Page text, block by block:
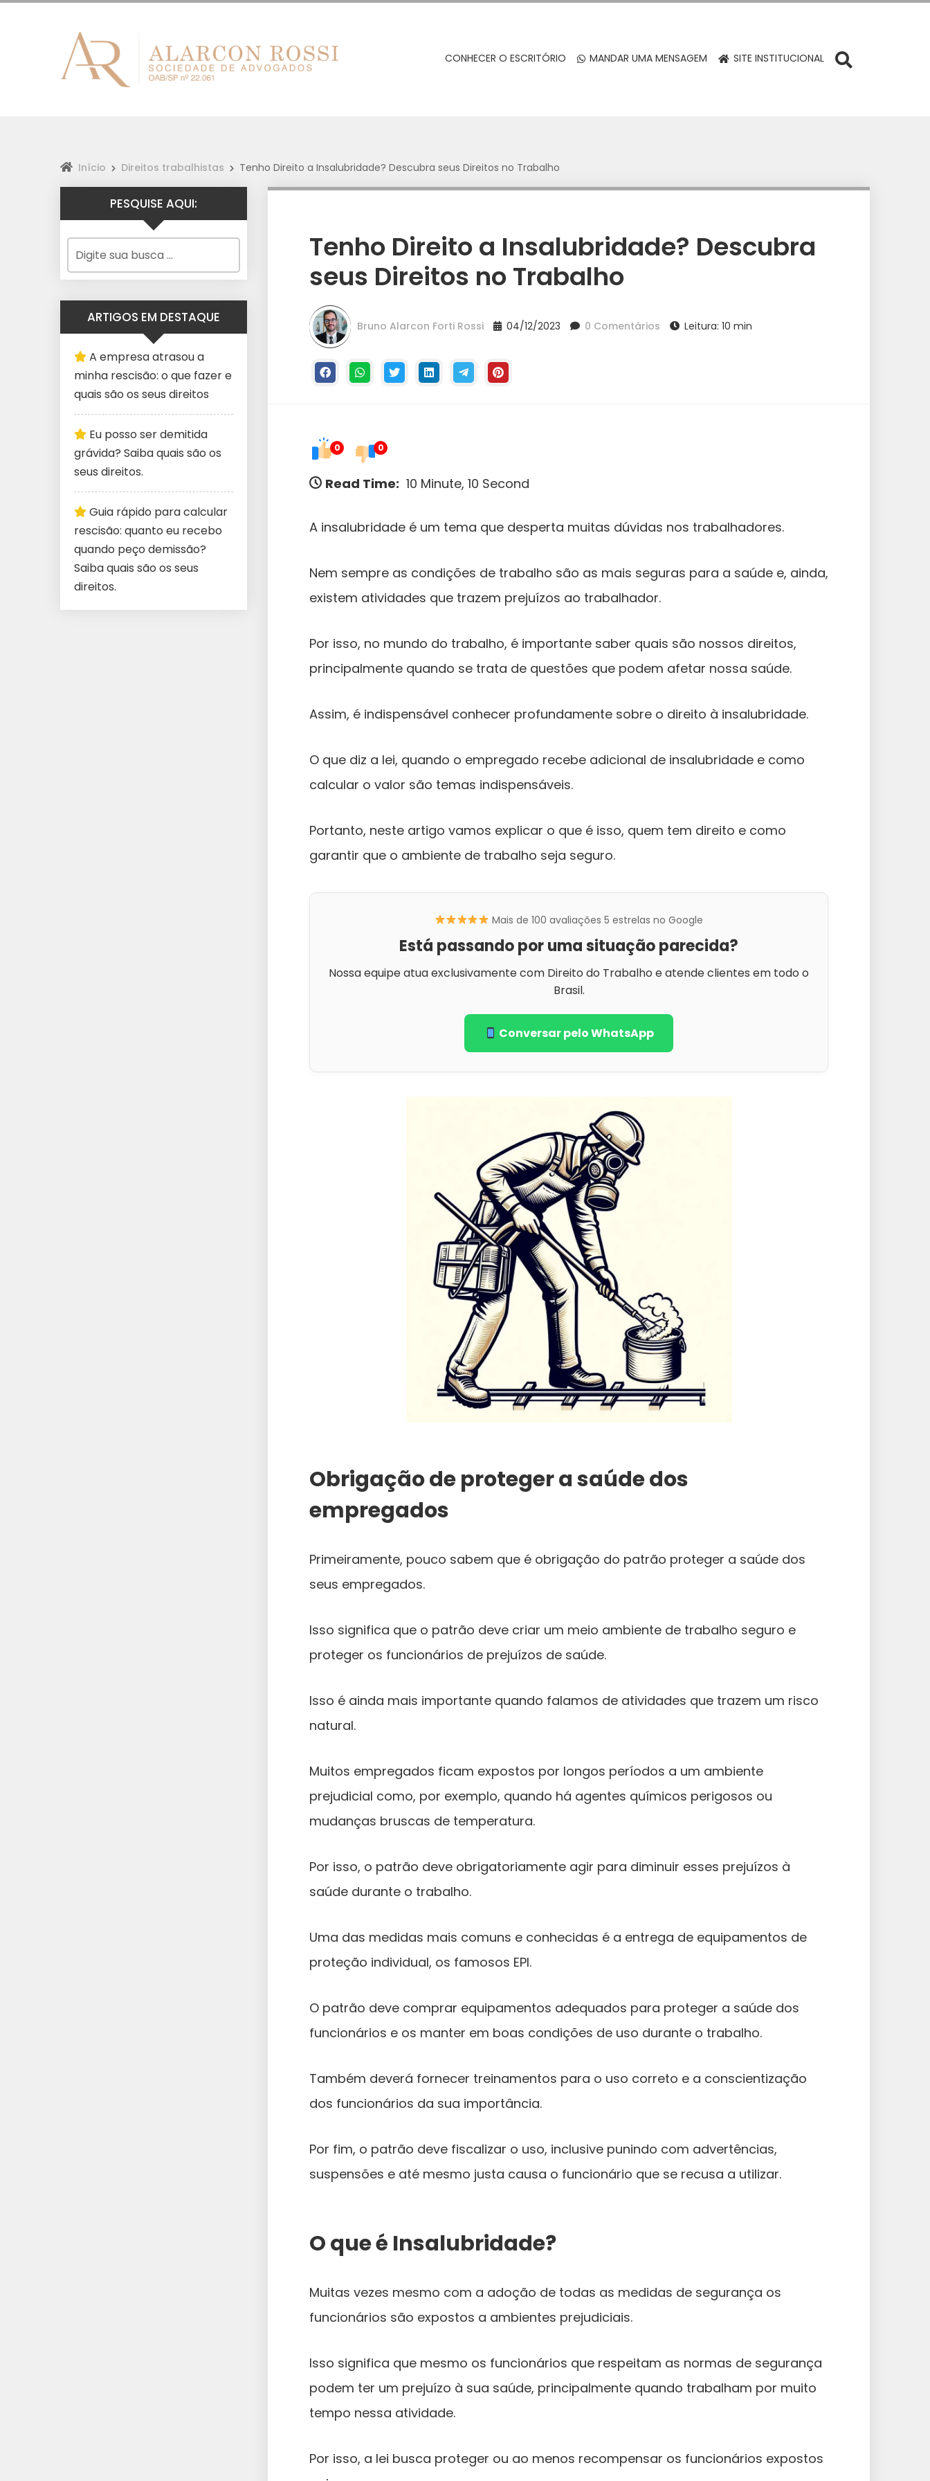
CONHECER O ESCRITÓRIO MANDAR UMA MENSAGEM SITE INSTITUCIONAL
Início Direitos trabalhistas Tenho Direito a Insalubridade? Descubra seus Direitos no Trabalho
Tenho Direito a Insalubridade? Descubra
seus Direitos no Trabalho
Bruno Alarcon Forti Rossi 04/12/2023 0 Comentários Leitura: 10 min
0 0
Read Time: 10 Minute, 10 Second
A insalubridade é um tema que desperta muitas dúvidas nos trabalhadores.
Nem sempre as condições de trabalho são as mais seguras para a saúde e, ainda,
existem atividades que trazem prejuízos ao trabalhador.
Por isso, no mundo do trabalho, é importante saber quais são nossos direitos,
principalmente quando se trata de questões que podem afetar nossa saúde.
Assim, é indispensável conhecer profundamente sobre o direito à insalubridade.
O que diz a lei, quando o empregado recebe adicional de insalubridade e como
calcular o valor são temas indispensáveis.
Portanto, neste artigo vamos explicar o que é isso, quem tem direito e como
garantir que o ambiente de trabalho seja seguro.
Mais de 100 avaliações 5 estrelas no Google
Está passando por uma situação parecida?
Nossa equipe atua exclusivamente com Direito do Trabalho e atende clientes em todo o
Brasil.
Conversar pelo WhatsApp
Obrigação de proteger a saúde dos
empregados
Primeiramente, pouco sabem que é obrigação do patrão proteger a saúde dos
seus empregados.
Isso significa que o patrão deve criar um meio ambiente de trabalho seguro e
proteger os funcionários de prejuízos de saúde.
Isso é ainda mais importante quando falamos de atividades que trazem um risco
natural.
Muitos empregados ficam expostos por longos períodos a um ambiente
prejudicial como, por exemplo, quando há agentes químicos perigosos ou
mudanças bruscas de temperatura.
Por isso, o patrão deve obrigatoriamente agir para diminuir esses prejuízos à
saúde durante o trabalho.
Uma das medidas mais comuns e conhecidas é a entrega de equipamentos de
proteção individual, os famosos EPI.
O patrão deve comprar equipamentos adequados para proteger a saúde dos
funcionários e os manter em boas condições de uso durante o trabalho.
Também deverá fornecer treinamentos para o uso correto e a conscientização
dos funcionários da sua importância.
Por fim, o patrão deve fiscalizar o uso, inclusive punindo com advertências,
suspensões e até mesmo justa causa o funcionário que se recusa a utilizar.
O que é Insalubridade?
Muitas vezes mesmo com a adoção de todas as medidas de segurança os
funcionários são expostos a ambientes prejudiciais.
Isso significa que mesmo os funcionários que respeitam as normas de segurança
podem ter um prejuízo à sua saúde, principalmente quando trabalham por muito
tempo nessa atividade.
Por isso, a lei busca proteger ou ao menos recompensar os funcionários expostos
PESQUISE AQUI:
ARTIGOS EM DESTAQUE
A empresa atrasou a
minha rescisão: o que fazer e
quais são os seus direitos
Eu posso ser demitida
grávida? Saiba quais são os
seus direitos.
Guia rápido para calcular
rescisão: quanto eu recebo
quando peço demissão?
Saiba quais são os seus
direitos.